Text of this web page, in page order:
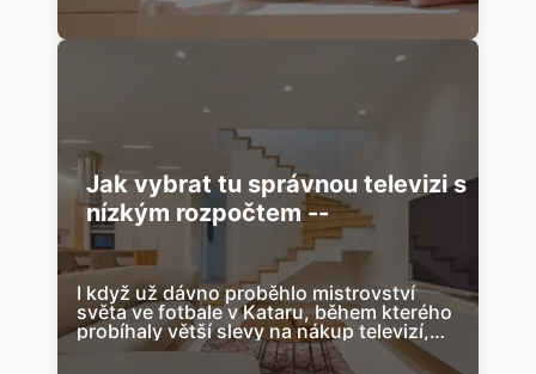
Jak vybrat tu správnou televizi s
nízkým rozpočtem --
I když už dávno proběhlo mistrovství
světa ve fotbale v Kataru, během kterého
probíhaly větší slevy na nákup televizí,
ještě máte čas a můžete si najít ide...